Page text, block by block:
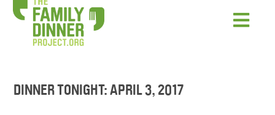
DINNER TONIGHT: APRIL 3, 2017